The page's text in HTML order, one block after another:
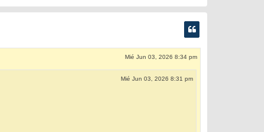
Mié Jun 03, 2026 8:34 pm
Mié Jun 03, 2026 8:31 pm